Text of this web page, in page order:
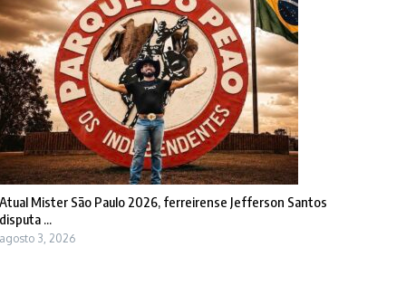
Atual Mister São Paulo 2026, ferreirense Jefferson Santos
disputa ...
agosto 3, 2026